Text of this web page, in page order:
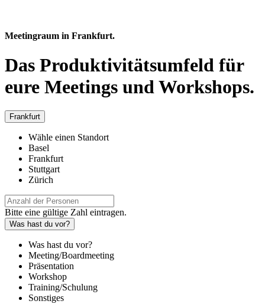
Meetingraum in Frankfurt.
Das Produktivitätsumfeld für
eure Meetings und Workshops.
Frankfurt
Wähle einen Standort
Basel
Frankfurt
Stuttgart
Zürich
Bitte eine gültige Zahl eintragen.
Was hast du vor?
Was hast du vor?
Meeting/Boardmeeting
Präsentation
Workshop
Training/Schulung
Sonstiges